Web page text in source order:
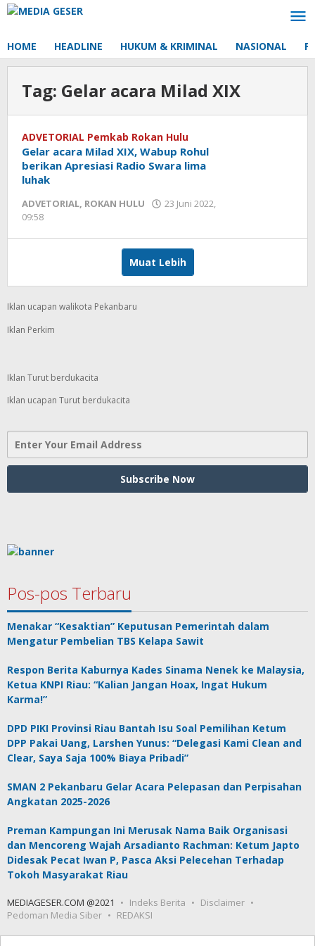
Lewati
HOME HEADLINE HUKUM & KRIMINAL NASIONAL
Tag: Gelar acara Milad XIX
ADVETORIAL Pemkab Rokan Hulu
Gelar acara Milad XIX, Wabup Rohul
berikan Apresiasi Radio Swara lima
luhak
ADVETORIAL, ROKAN HULU
23 Juni 2022,
09:58
Muat Lebih
Iklan ucapan walikota Pekanbaru
Iklan Perkim
Iklan Turut berdukacita
Iklan ucapan Turut berdukacita
Pos-pos Terbaru
Menakar “Kesaktian” Keputusan Pemerintah dalam
Mengatur Pembelian TBS Kelapa Sawit
Respon Berita Kaburnya Kades Sinama Nenek ke Malaysia,
Ketua KNPI Riau: “Kalian Jangan Hoax, Ingat Hukum
Karma!”
DPD PIKI Provinsi Riau Bantah Isu Soal Pemilihan Ketum
DPP Pakai Uang, Larshen Yunus: “Delegasi Kami Clean and
Clear, Saya Saja 100% Biaya Pribadi”
SMAN 2 Pekanbaru Gelar Acara Pelepasan dan Perpisahan
Angkatan 2025-2026
Preman Kampungan Ini Merusak Nama Baik Organisasi
dan Mencoreng Wajah Arsadianto Rachman: Ketum Japto
Didesak Pecat Iwan P, Pasca Aksi Pelecehan Terhadap
Tokoh Masyarakat Riau
MEDIAGESER.COM @2021 Indeks Berita
Disclaimer
Pedoman Media Siber
REDAKSI